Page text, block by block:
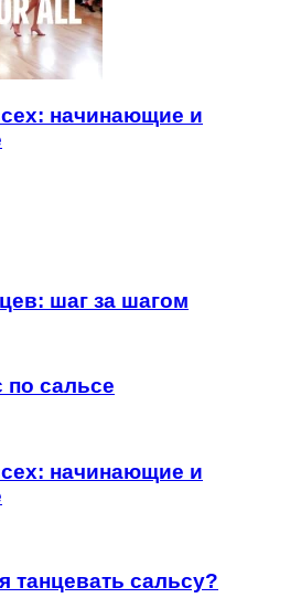
начинающие и
шаг за шагом
по сальсе
начинающие и
танцевать сальсу?